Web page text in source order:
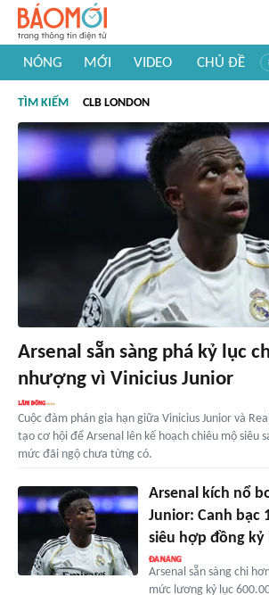
NÓNG MỚI VIDEO CHỦ ĐỀ
#Khám phá thế giới
TÌM KIẾM CLB LONDON
Arsenal sẵn sàng phá kỷ lục
nhượng vì Vinicius Junior
Cuộc đàm phán gia hạn giữa Vinicius Junior và
tạo cơ hội để Arsenal lên kế hoạch chiêu mộ siêu
mức đãi ngộ chưa từng có.
Arsenal kích nổ
Junior: Canh bạc
siêu hợp đồng kỷ
Arsenal sẵn sàng chi
mức lương kỷ lục